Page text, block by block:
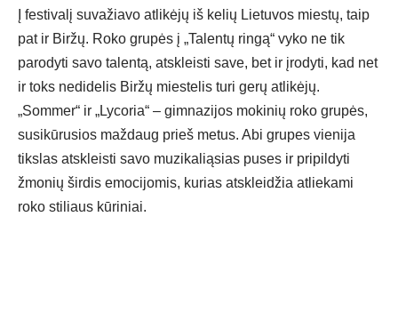
Į festivalį suvažiavo atlikėjų iš kelių Lietuvos miestų, taip
pat ir Biržų. Roko grupės į „Talentų ringą“ vyko ne tik
parodyti savo talentą, atskleisti save, bet ir įrodyti, kad net
ir toks nedidelis Biržų miestelis turi gerų atlikėjų.
„Sommer“ ir „Lycoria“ – gimnazijos mokinių roko grupės,
susikūrusios maždaug prieš metus. Abi grupes vienija
tikslas atskleisti savo muzikaliąsias puses ir pripildyti
žmonių širdis emocijomis, kurias atskleidžia atliekami
roko stiliaus kūriniai.